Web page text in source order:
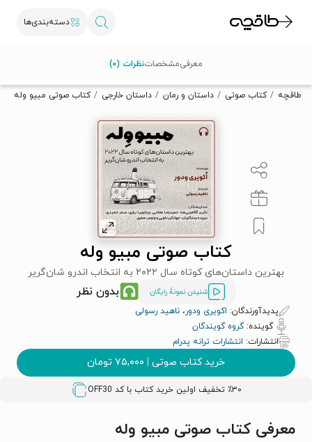
دسته‌بندی‌ها
تخفیف از طاقچه دریافت کن.
طاقچه کتاب صوتی داستان و رمان داستان خارجی کتاب صوتی مبیو وله
کتاب صوتی مبیو وله
بهترین داستان‌های کوتاه سال ۲۰۲۲ به انتخاب اندرو شان‌گریر
شنیدن نمونۀ رایگان بدون نظر
پدیدآورندگان: اکویری ودور، ناهید رسولی
گوینده:گروه گویندگان
انتشارات: انتشارات ترانه پدرام
خرید کتاب صوتی | ۷۵,۰۰۰ تومان
٪۳۰ تخفیف اولین خرید کتاب با کد OFF30
معرفیمشخصاتنظرات (۰)
معرفی کتاب صوتی مبیو وله